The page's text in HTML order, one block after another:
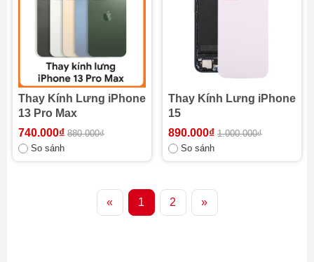
Thay Kính Lưng iPhone
13 Pro Max
740.000₫ 880.000₫
So sánh
Thay Kính Lưng iPhone
15
890.000₫ 1.000.000₫
So sánh
« 1 2 »